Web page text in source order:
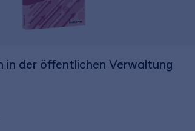
in der öffentlichen Verwaltung